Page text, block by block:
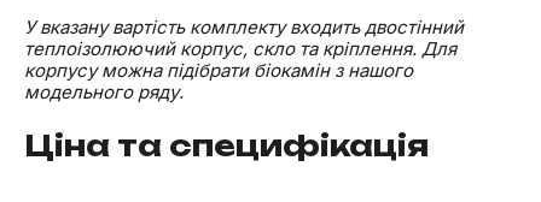
У вказану вартість комплекту входить двостінний
теплоізолюючий корпус, скло та кріплення. Для
корпусу можна підібрати біокамін з нашого
модельного ряду.
Ціна та специфікація